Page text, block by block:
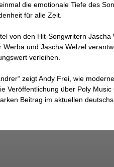
die emotionale Tiefe des
für alle Zeit.
von den Hit-Songwritern
Werba und Jascha Welzel
verleihen.
zeigt Andy Frei, wie
Veröffentlichung über Poly
Beitrag im aktuellen